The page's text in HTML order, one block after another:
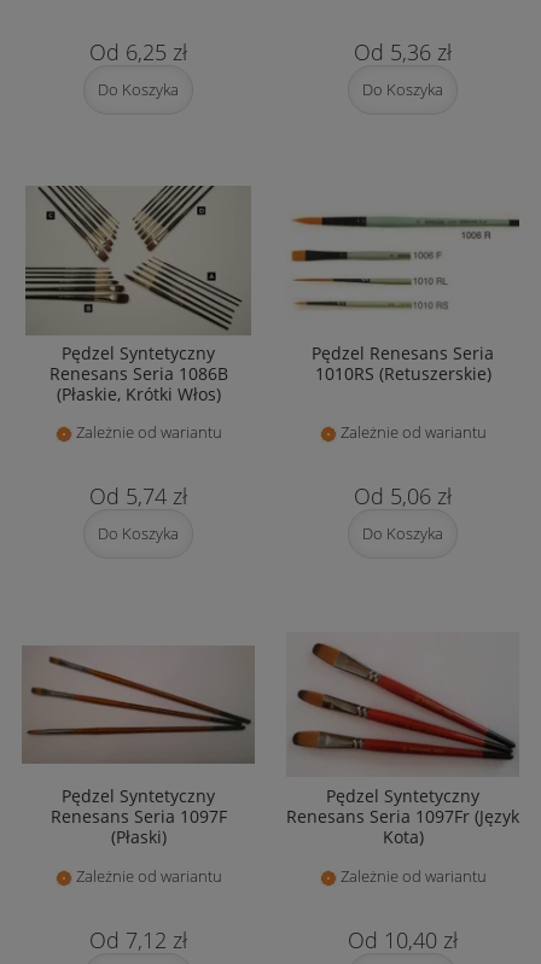
6,25 zł
Do Koszyka
5,36 zł
Do Koszyka
Pędzel Syntetyczny
Renesans Seria 1086B
(Płaskie, Krótki Włos)
Zależnie od wariantu
5,74 zł
Do Koszyka
Pędzel Renesans Seria
1010RS (Retuszerskie)
Zależnie od wariantu
5,06 zł
Do Koszyka
Pędzel Syntetyczny
Renesans Seria 1097F
(Płaski)
Zależnie od wariantu
7,12 zł
Pędzel Syntetyczny
Renesans Seria 1097Fr (Język
Kota)
Zależnie od wariantu
10,40 zł